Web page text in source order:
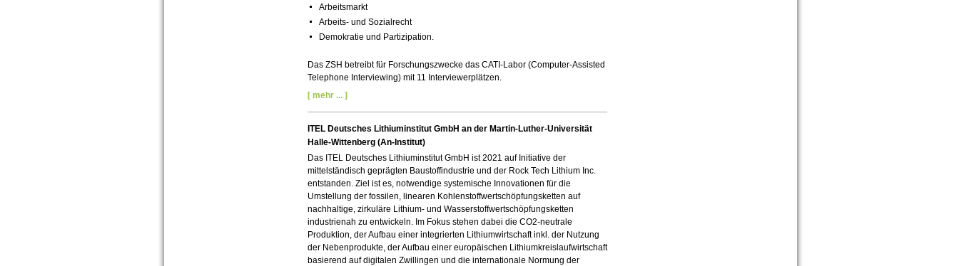
Arbeitsmarkt
Arbeits- und Sozialrecht
Demokratie und Partizipation.
Das ZSH betreibt für Forschungszwecke das CATI-Labor (Computer-Assisted
Telephone Interviewing) mit 11 Interviewerplätzen.
[ mehr ... ]
ITEL Deutsches Lithiuminstitut GmbH an der Martin-Luther-Universität
Halle-Wittenberg (An-Institut)
Das ITEL Deutsches Lithiuminstitut GmbH ist 2021 auf Initiative der
mittelständisch geprägten Baustoffindustrie und der Rock Tech Lithium Inc.
entstanden. Ziel ist es, notwendige systemische Innovationen für die
Umstellung der fossilen, linearen Kohlenstoffwertschöpfungsketten auf
nachhaltige, zirkuläre Lithium- und Wasserstoffwertschöpfungsketten
industrienah zu entwickeln. Im Fokus stehen dabei die CO2-neutrale
Produktion, der Aufbau einer integrierten Lithiumwirtschaft inkl. der Nutzung
der Nebenprodukte, der Aufbau einer europäischen Lithiumkreislaufwirtschaft
basierend auf digitalen Zwillingen und die internationale Normung der